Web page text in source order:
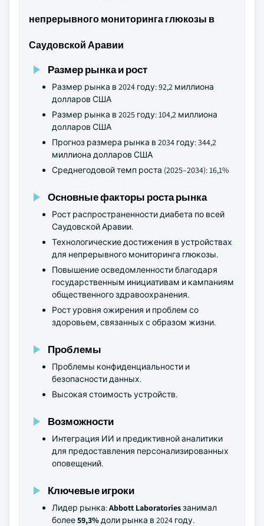
непрерывного мониторинга глюкозы в
Саудовской Аравии
Размер рынка и рост
Размер рынка в 2024 году: 92,2 миллиона
долларов США
Размер рынка в 2025 году: 104,2 миллиона
долларов США
Прогноз размера рынка в 2034 году: 344,2
миллиона долларов США
Среднегодовой темп роста (2025–2034): 16,1%
Основные факторы роста рынка
Рост распространенности диабета по всей
Саудовской Аравии.
Технологические достижения в устройствах
для непрерывного мониторинга глюкозы.
Повышение осведомленности благодаря
государственным инициативам и кампаниям
общественного здравоохранения.
Рост уровня ожирения и проблем со
здоровьем, связанных с образом жизни.
Проблемы
Проблемы конфиденциальности и
безопасности данных.
Высокая стоимость устройств.
Возможности
Интеграция ИИ и предиктивной аналитики
для предоставления персонализированных
оповещений.
Ключевые игроки
Лидер рынка:Abbott Laboratoriesзанимал
более59,3%доли рынка в 2024 году.